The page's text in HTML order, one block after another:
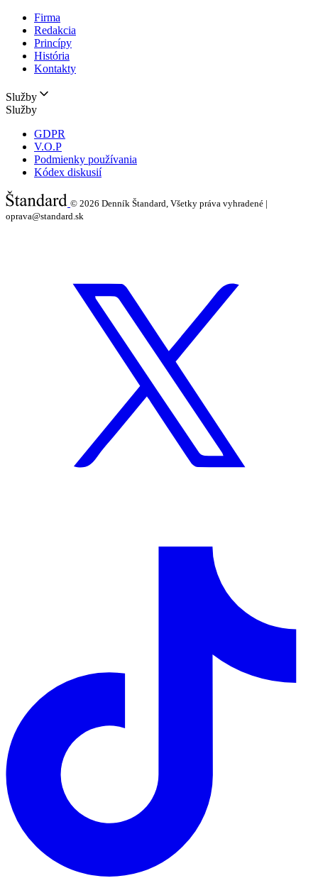
Firma
Redakcia
Princípy
História
Kontakty
Služby
Služby
GDPR
V.O.P
Podmienky používania
Kódex diskusií
© 2026 Denník Štandard, Všetky práva vyhradené |
oprava@standard.sk